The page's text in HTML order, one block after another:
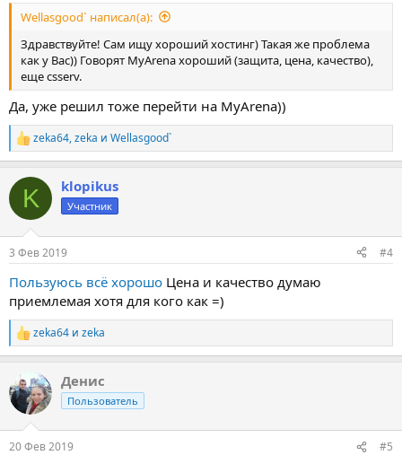
Wellasgood` написал(а):
Здравствуйте! Сам ищу хороший хостинг) Такая же проблема
как у Вас)) Говорят MyArena хороший (защита, цена, качество),
еще csserv.
Да, уже решил тоже перейти на MyArena))
Р
е
к
и
zeka64,zeka и Wellasgood`
K klopikus
Участник
3 Фев 2019 #4
Пользуюсь всё хорошо Цена и качество думаю
приемлемая хотя для кого как =)
Р
е
к
ц
и
zeka64 и zeka
Денис
Пользователь
20 Фев 2019 #5